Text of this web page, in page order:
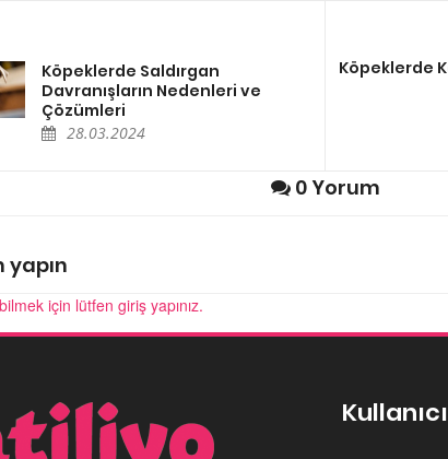
Köpeklerde Saldırgan
Davranışların Nedenleri ve
Çözümleri
28.03.2024
Köpeklerde
0 Yorum
yapın
için lütfen giriş yapınız.